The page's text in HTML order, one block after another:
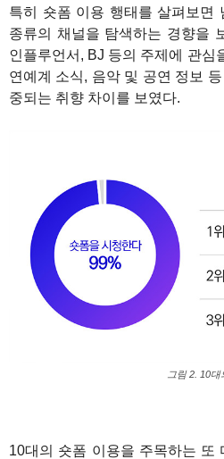
특히 숏폼 이용 행태를 살펴보면
종류의 채널을 탐색하는 경향을
인플루언서, BJ 등의 주제에 관심
연예계 소식, 음악 및 공연 정보
중되는 취향 차이를 보였다.
그림 2. 10
10대의 숏폼 이용을 주목하는 또